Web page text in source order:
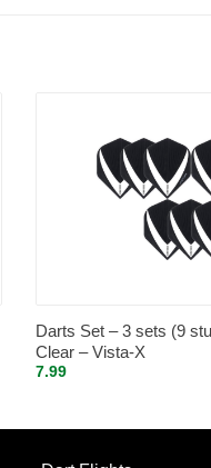
Darts Set – 3 sets (9
Clear – Vista-X
7.99